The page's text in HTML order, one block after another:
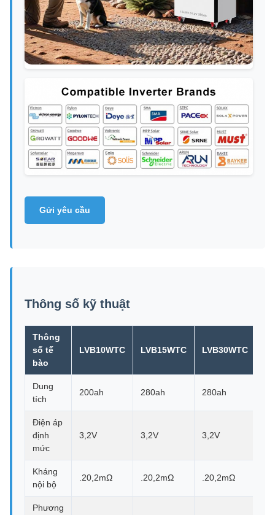
Gửi yêu cầu
Thông số kỹ thuật
Thông
số tế
bào
LVB10WTC LVB15WTC LVB30WTC
Dung
tích
200ah 280ah 280ah
Điện áp
định
mức
3,2V 3,2V 3,2V
Kháng
nội bộ
.20,2mΩ .20,2mΩ .20,2mΩ
Phương